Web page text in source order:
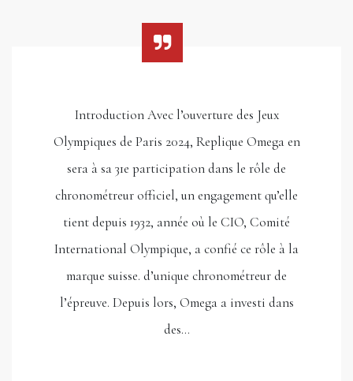
Introduction Avec l’ouverture des Jeux
Olympiques de Paris 2024, Replique Omega en
sera à sa 31e participation dans le rôle de
chronométreur officiel, un engagement qu’elle
tient depuis 1932, année où le CIO, Comité
International Olympique, a confié ce rôle à la
marque suisse. d’unique chronométreur de
l’épreuve. Depuis lors, Omega a investi dans
des…